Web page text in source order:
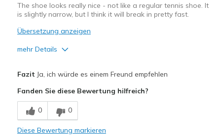
The shoe looks really nice - not like a regular tennis shoe. It
is slightly narrow, but I think it will break in pretty fast.
Übersetzung anzeigen
mehr Details
Comfortable
Durable
Fazit Ja, ich würde es einem Freund empfehlen
Fanden Sie diese Bewertung hilfreich?
0 0
Diese Bewertung markieren